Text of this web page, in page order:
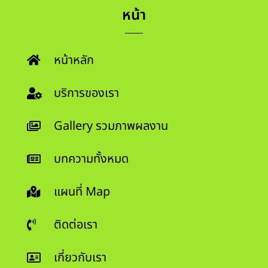
หน้า
หน้าหลัก
บริการของเรา
Gallery รวมภาพผลงาน
บทความทั้งหมด
แผนที่ Map
ติดต่อเรา
เกี่ยวกับเรา